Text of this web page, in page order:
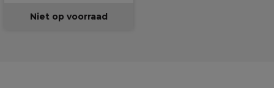
Niet op voorraad